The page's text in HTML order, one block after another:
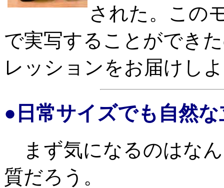
された。この
で実写することができ
レッションをお届けし
●日常サイズでも自然
まず気になるのはな
質だろう。